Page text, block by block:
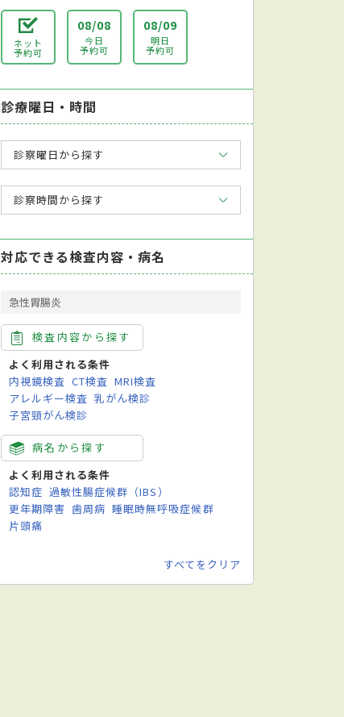
心電図検査
ネット
予約可
08/08
今日
予約可
08/09
明日
予約可
診療曜日・時間
診察曜日から探す
診察時間から探す
対応できる検査内容・病名
急性胃腸炎
検査内容から探す
よく利用される条件
内視鏡検査 CT検査 MRI検査
アレルギー検査 乳がん検診
子宮頸がん検診
病名から探す
よく利用される条件
認知症 過敏性腸症候群（IBS）
更年期障害 歯周病 睡眠時無呼吸症候群
片頭痛
すべてをクリア